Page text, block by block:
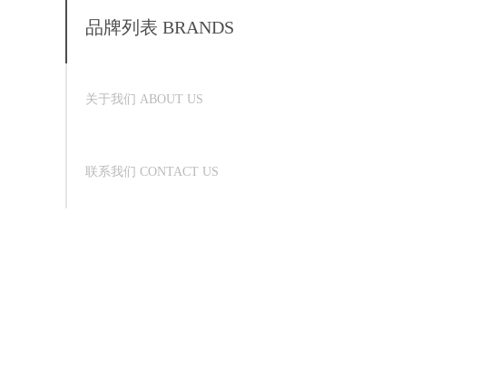
品牌列表 BRANDS
关于我们 ABOUT US
联系我们 CONTACT US